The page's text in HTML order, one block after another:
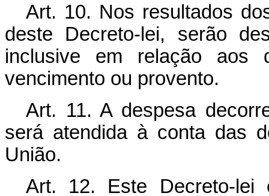
Art. 10. Nos resultados
deste Decreto-lei, serão
inclusive em relação aos
vencimento ou provento.
Art. 11. A despesa
será atendida à conta das
União.
Art. 12. Este Decreto-